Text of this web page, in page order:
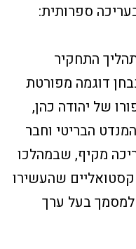
ספרותית:
התחקיר
דוגמה מפורטת
של יהודה כהן,
הבריטי וחבר
מקיף, שבמהלכו
שהעשירו
למסמך בעל ערך